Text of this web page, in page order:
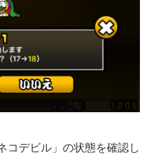
コデビル」の状態を確認し